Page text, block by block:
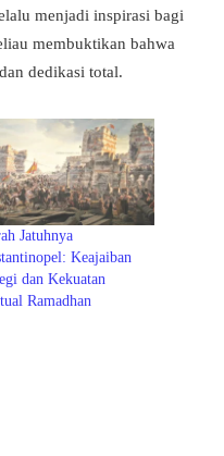
menjadi inspirasi bagi
membuktikan bahwa
dedikasi total.
Jatuhnya
Keajaiban
dan Kekuatan
Ramadhan